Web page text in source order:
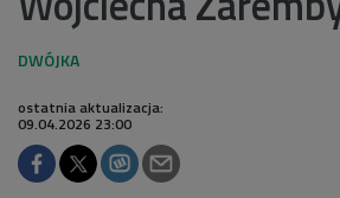
ostatnia aktualizacja:
09.04.2026 23:00